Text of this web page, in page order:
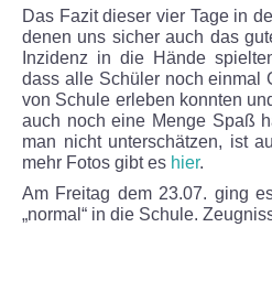
Schulfest 2024
Spiele, Spaß und
Die fleißigen Helfer
Unterhaltung
Das Fazit dieser vier Tage in
denen uns sicher auch das
Inzidenz in die Hände
dass alle Schüler noch einmal
von Schule erleben konnten
auch noch eine Menge Spaß
man nicht unterschätzen, ist
mehr Fotos gibt es hier.
Am Freitag dem 23.07. ging
„normal“ in die Schule.